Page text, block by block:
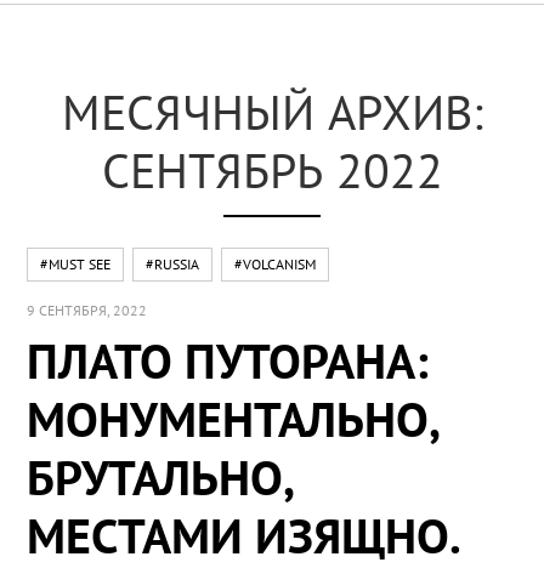
МЕСЯЧНЫЙ АРХИВ:
СЕНТЯБРЬ 2022
#MUST SEE #RUSSIA #VOLCANISM
9 СЕНТЯБРЯ, 2022
ПЛАТО ПУТОРАНА:
МОНУМЕНТАЛЬНО,
БРУТАЛЬНО,
МЕСТАМИ ИЗЯЩНО.